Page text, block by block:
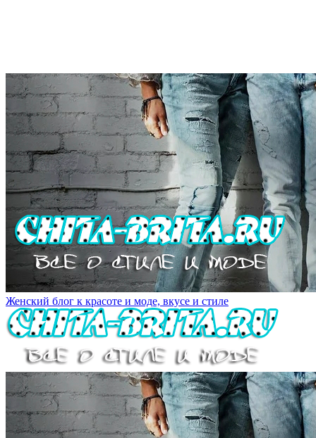
Женский блог к красоте и моде, вкусе и стиле